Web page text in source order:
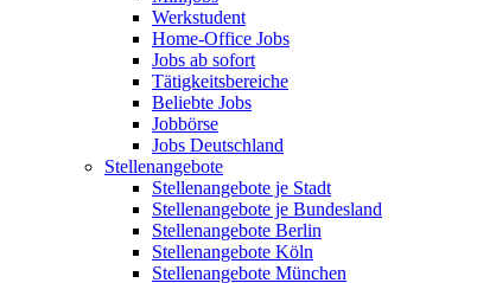
Werkstudent
Home-Office Jobs
Jobs ab sofort
Tätigkeitsbereiche
Beliebte Jobs
Jobbörse
Jobs Deutschland
Stellenangebote
Stellenangebote je Stadt
Stellenangebote je Bundesland
Stellenangebote Berlin
Stellenangebote Köln
Stellenangebote München